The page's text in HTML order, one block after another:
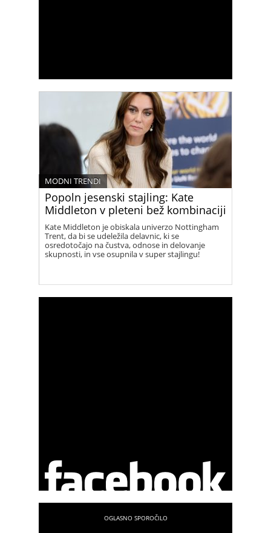
Popoln jesenski stajling: Kate
Middleton v pleteni bež kombinaciji
MODNI TRENDI
Kate Middleton je obiskala univerzo Nottingham
Trent, da bi se udeležila delavnic, ki se
osredotočajo na čustva, odnose in delovanje
skupnosti, in vse osupnila v super stajlingu!